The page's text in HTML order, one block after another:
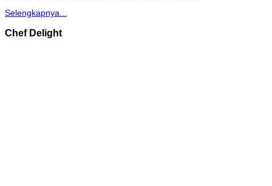
Selengkapnya...
Chef Delight